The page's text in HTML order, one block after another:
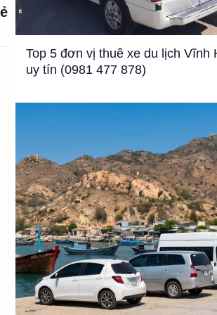
Top 5 đơn vị thuê xe du lịch Vĩnh
uy tín (0981 477 878)